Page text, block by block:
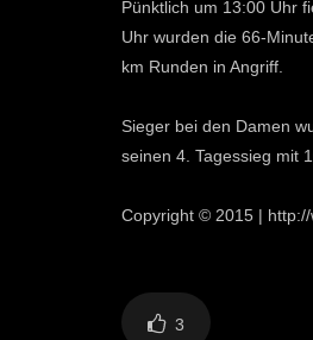
Pünktlich um 13:00 Uhr
Uhr wurden die 66-
km Runden in Angriff.
Sieger bei den Damen
seinen 4. Tagessieg mit
Copyright © 2015 |
3